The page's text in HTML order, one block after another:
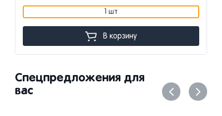
Спецпредложения для
вас